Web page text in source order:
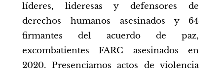
líderes, lideresas y defensores de
derechos humanos asesinados y 64
firmantes del acuerdo de paz,
excombatientes FARC asesinados en
2020. Presenciamos actos de violencia